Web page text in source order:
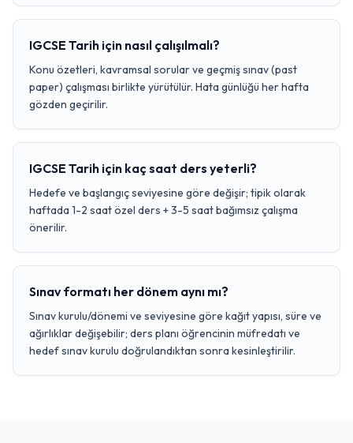
IGCSE Tarih için nasıl çalışılmalı?
Konu özetleri, kavramsal sorular ve geçmiş sınav (past
paper) çalışması birlikte yürütülür. Hata günlüğü her hafta
gözden geçirilir.
IGCSE Tarih için kaç saat ders yeterli?
Hedefe ve başlangıç seviyesine göre değişir; tipik olarak
haftada 1-2 saat özel ders + 3-5 saat bağımsız çalışma
önerilir.
Sınav formatı her dönem aynı mı?
Sınav kurulu/dönemi ve seviyesine göre kağıt yapısı, süre ve
ağırlıklar değişebilir; ders planı öğrencinin müfredatı ve
hedef sınav kurulu doğrulandıktan sonra kesinleştirilir.